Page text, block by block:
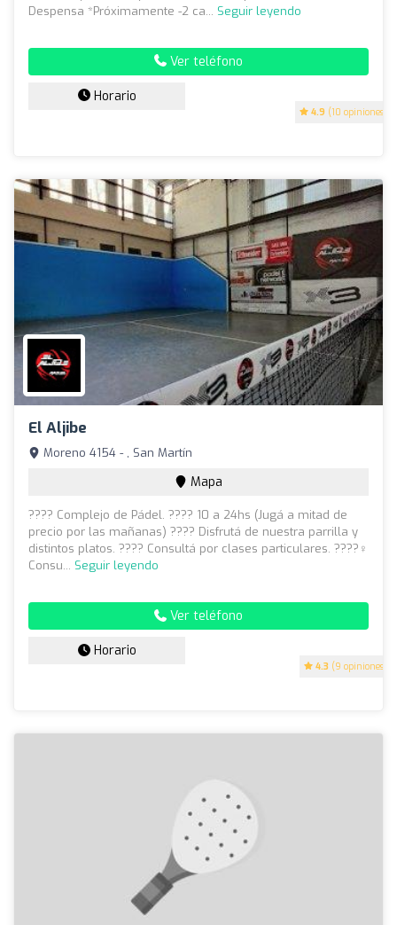
4.9 (10 opiniones)
Despensa *Próximamente -2 ca... Seguir leyendo
Ver teléfono
Horario
El Aljibe
4.3 (9 opiniones)
Moreno 4154 - , San Martín
Mapa
???? Complejo de Pádel. ???? 10 a 24hs (Jugá a mitad de
precio por las mañanas) ???? Disfrutá de nuestra parrilla y
distintos platos. ???? Consultá por clases particulares. ????️‍♀️
Consu... Seguir leyendo
Ver teléfono
Horario